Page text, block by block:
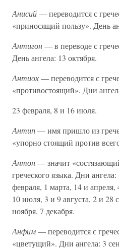
Анисий— переводится с
«приносящий пользу». День
Антигон— в переводе с
День ангела: 13 октября.
Антиох— переводится с
«противостоящий». Дни
23 февраля, 8 и 16 июля.
Антип— имя пришло из
«упорно стоящий против
Антон— значит
греческого языка. Дни
февраля, 1 марта, 14 и
10 июля, 3 и 9 августа, 2 и 28
ноября, 7 декабря.
Анфим— переводится с
«цветущий». Дни ангела: 3